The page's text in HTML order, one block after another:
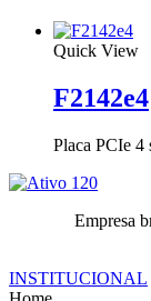
Quick View
F2142e4
Placa PCIe
Empresa
INSTITUCIONAL